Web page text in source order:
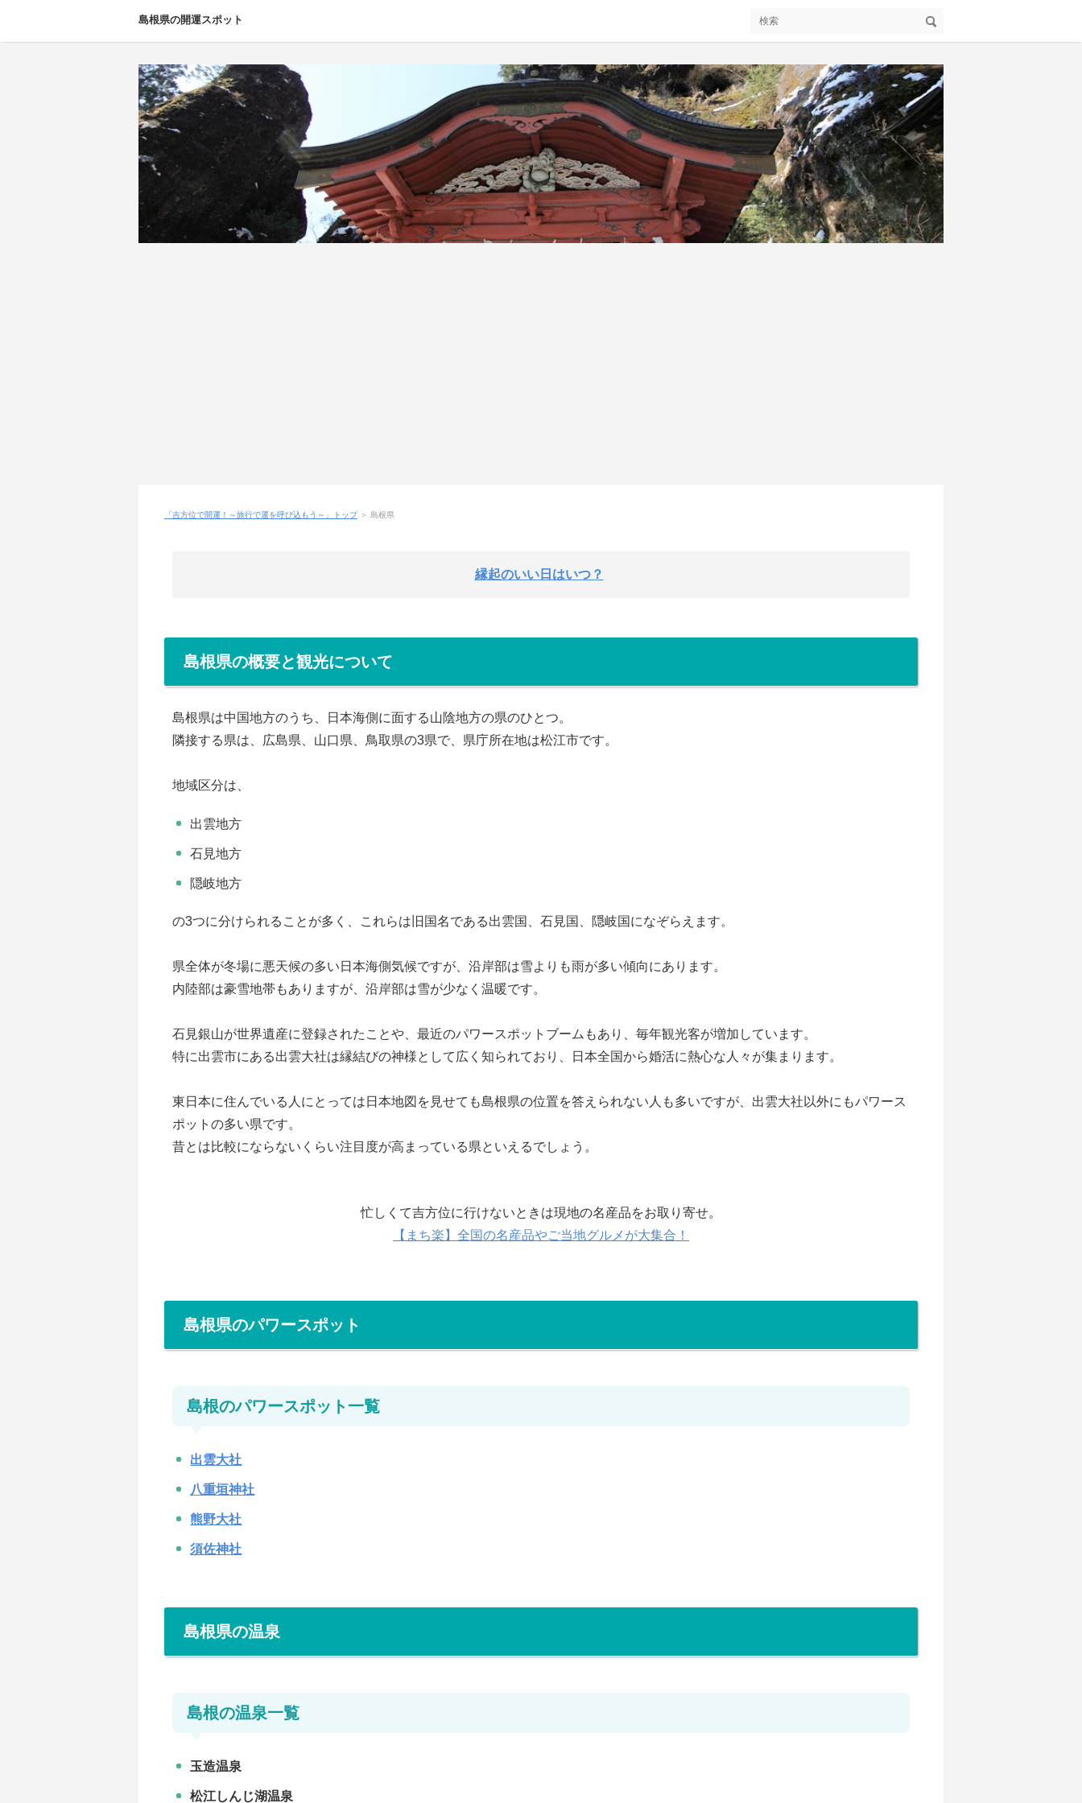
島根県の開運スポット
「吉方位で開運！～旅行で運を呼び込もう～」トップ＞ 島根県
縁起のいい日はいつ？
島根県の概要と観光について
島根県は中国地方のうち、日本海側に面する山陰地方の県のひとつ。
隣接する県は、広島県、山口県、鳥取県の3県で、県庁所在地は松江市です。
地域区分は、
出雲地方
石見地方
隠岐地方
の3つに分けられることが多く、これらは旧国名である出雲国、石見国、隠岐国になぞらえます。
県全体が冬場に悪天候の多い日本海側気候ですが、沿岸部は雪よりも雨が多い傾向にあります。
内陸部は豪雪地帯もありますが、沿岸部は雪が少なく温暖です。
石見銀山が世界遺産に登録されたことや、最近のパワースポットブームもあり、毎年観光客が増加しています。
特に出雲市にある出雲大社は縁結びの神様として広く知られており、日本全国から婚活に熱心な人々が集まります。
東日本に住んでいる人にとっては日本地図を見せても島根県の位置を答えられない人も多いですが、出雲大社以外にもパワース
ポットの多い県です。
昔とは比較にならないくらい注目度が高まっている県といえるでしょう。
忙しくて吉方位に行けないときは現地の名産品をお取り寄せ。
【まち楽】全国の名産品やご当地グルメが大集合！
島根県のパワースポット
島根のパワースポット一覧
出雲大社
八重垣神社
熊野大社
須佐神社
島根県の温泉
島根の温泉一覧
玉造温泉
松江しんじ湖温泉